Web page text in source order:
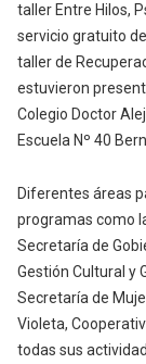
taller Entre Hilos,
servicio gratuito
taller de
estuvieron
Colegio Doctor
Escuela Nº 40
Diferentes áreas
programas como
Secretaría de
Gestión Cultural y
Secretaría de
Violeta,
todas sus